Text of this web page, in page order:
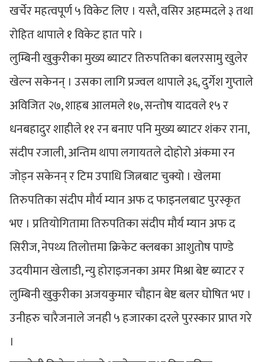
खर्चेर महत्वपूर्ण ५ विकेट लिए । यस्तै, वसिर अहम्मदले ३ तथा
रोहित थापाले १ विकेट हात पारे ।
लुम्बिनी खुकुरीका मुख्य ब्याटर तिरुपतिका बलरसामु खुलेर
खेल्न सकेनन् । उसका लागि प्रज्वल थापाले ३६, दुर्गेश गुप्ताले
अविजित २७, शाहब आलमले १७, सन्तोष यादवले १५ र
धनबहादुर शाहीले ११ रन बनाए पनि मुख्य ब्याटर शंकर राना,
संदीप रजाली, अन्तिम थापा लगायतले दोहोरो अंकमा रन
जोड्न सकेनन् र टिम उपाधि जित्नबाट चुक्यो । खेलमा
तिरुपतिका संदीप मौर्य म्यान अफ द फाइनलबाट पुरस्कृत
भए । प्रतियोगितामा तिरुपतिका संदीप मौर्य म्यान अफ द
सिरीज, नेपथ्य तिलोत्तमा क्रिकेट क्लबका आशुतोष पाण्डे
उदयीमान खेलाडी, न्यु होराइजनका अमर मिश्रा बेष्ट ब्याटर र
लुम्बिनी खुकुरीका अजयकुमार चौहान बेष्ट बलर घोषित भए ।
उनीहरु चारैजनाले जनही ५ हजारका दरले पुरस्कार प्राप्त गरे
।